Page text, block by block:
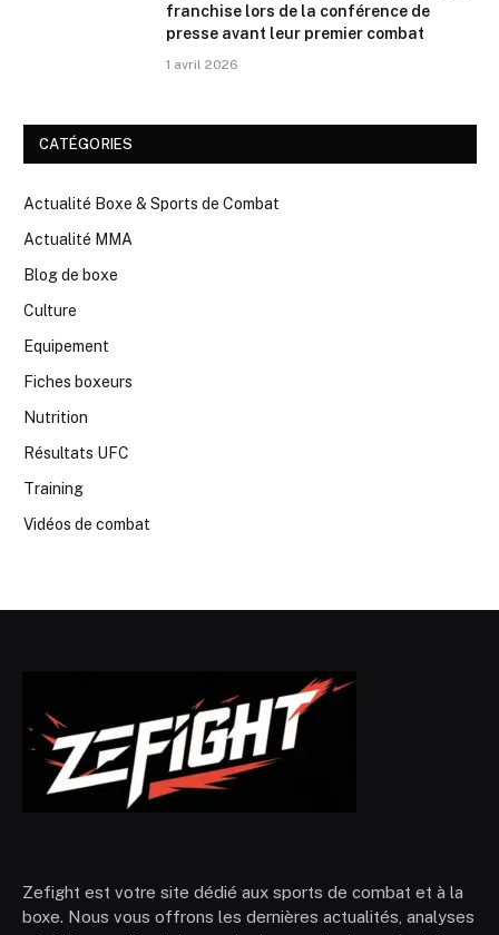
franchise lors de la conférence de
presse avant leur premier combat
1 avril 2026
CATÉGORIES
Actualité Boxe & Sports de Combat
Actualité MMA
Blog de boxe
Culture
Equipement
Fiches boxeurs
Nutrition
Résultats UFC
Training
Vidéos de combat
Zefight est votre site dédié aux sports de combat et à la
boxe. Nous vous offrons les dernières actualités, analyses